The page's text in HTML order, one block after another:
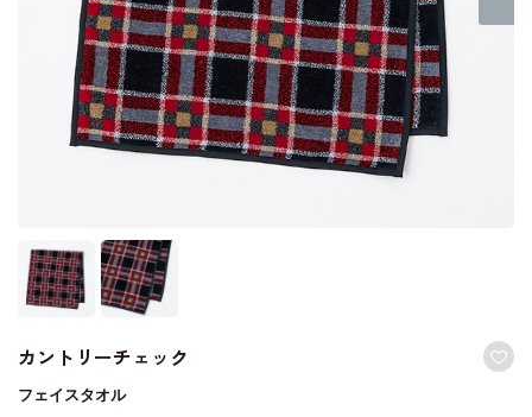
カントリーチェック
フェイスタオル